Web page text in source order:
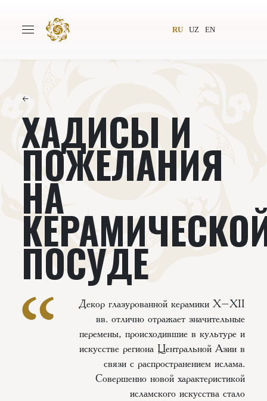
RU UZ EN
Авторы Всемирное общество
Новости
Книги
←
ХАДИСЫ И
ПОЖЕЛАНИЯ
НА
ПОСУДЕ
Декор глазурованной керамики X–XII
вв. отлично отражает значительные
перемены, происходившие в культуре и
искусстве региона Центральной Азии в
связи с распространением ислама.
Совершенно новой характеристикой
исламского искусства стало